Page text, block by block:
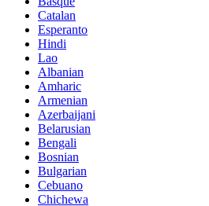
Catalan
Esperanto
Hindi
Lao
Albanian
Amharic
Armenian
Azerbaijani
Belarusian
Bengali
Bosnian
Bulgarian
Cebuano
Chichewa